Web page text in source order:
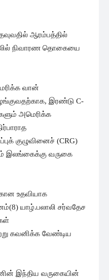
ஆரம்பத்தில்
நிவாரண தொகையை
வான்
இரண்டு C-
அமெரிக்க
குழுவினைச் (CRG)
இலங்கைக்கு வருகை
உதவியாக
யாழ்.பலாலி சர்வதேச
கவனிக்க வேண்டிய
இந்திய வருகையின்